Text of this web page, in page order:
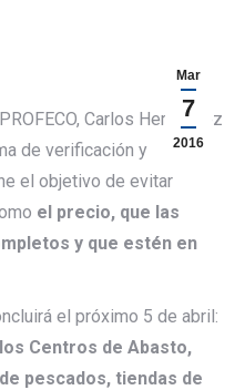
Mar
7
2016
Carlos Hernández
de verificación y
el objetivo de evitar
el precio, que las
y que estén en
el próximo 5 de abril:
Centros de Abasto,
pescados, tiendas de